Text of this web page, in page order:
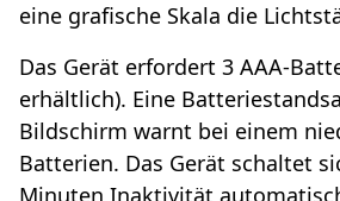
eine grafische Skala die
Das Gerät erfordert 3 AAA-
erhältlich). Eine
Bildschirm warnt bei einem
Batterien. Das Gerät schaltet
Minuten Inaktivität